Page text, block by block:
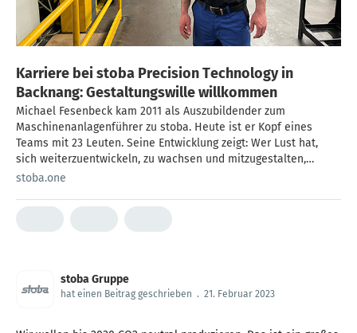
Karriere bei stoba Precision Technology in
Backnang: Gestaltungswille willkommen
Michael Fesenbeck kam 2011 als Auszubildender zum
Maschinenanlagenführer zu stoba. Heute ist er Kopf eines
Teams mit 23 Leuten. Seine Entwicklung zeigt: Wer Lust hat,
sich weiterzuentwickeln, zu wachsen und mitzugestalten,
bekommt bei stoba die Chance, genau das zu tun. Im Interview
Unternehmen gegeben. Erst eine Ausbildung […]
stoba.one
stoba Gruppe
hat einen Beitrag geschrieben . 21. Februar 2023